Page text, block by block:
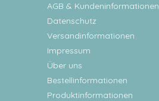
AGB & Kundeninformationen
Datenschutz
Versandinformationen
Impressum
Über uns
Bestellinformationen
Produktinformationen